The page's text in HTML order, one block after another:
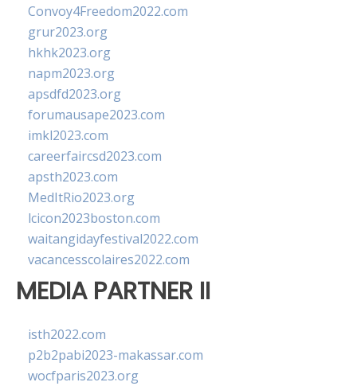
Convoy4Freedom2022.com
grur2023.org
hkhk2023.org
napm2023.org
apsdfd2023.org
forumausape2023.com
imkl2023.com
careerfaircsd2023.com
apsth2023.com
MedItRio2023.org
lcicon2023boston.com
waitangidayfestival2022.com
vacancesscolaires2022.com
MEDIA PARTNER II
isth2022.com
p2b2pabi2023-makassar.com
wocfparis2023.org